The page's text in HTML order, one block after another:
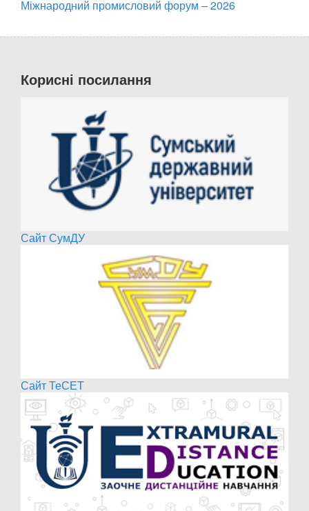
Міжнародний промисловий форум – 2026
Корисні посилання
Сайт СумДУ
Сайт ТеСЕТ